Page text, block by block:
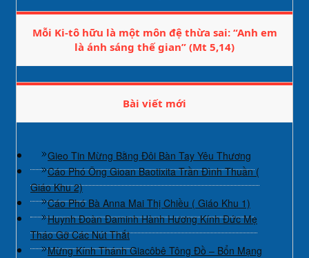
Mỗi Ki-tô hữu là một môn đệ thừa sai: “Anh em
là ánh sáng thế gian” (Mt 5,14)
Bài viết mới
Gieo Tin Mừng Bằng Đôi Bàn Tay Yêu Thương
Cáo Phó Ông Gioan Baotixita Trần Đình Thuần (
Giáo Khu 2)
Cáo Phó Bà Anna Mai Thị Chiều ( Giáo Khu 1)
Huynh Đoàn Đaminh Hành Hương Kính Đức Mẹ
Tháo Gỡ Các Nút Thắt
Mừng Kính Thánh Giacôbê Tông Đồ – Bổn Mạng